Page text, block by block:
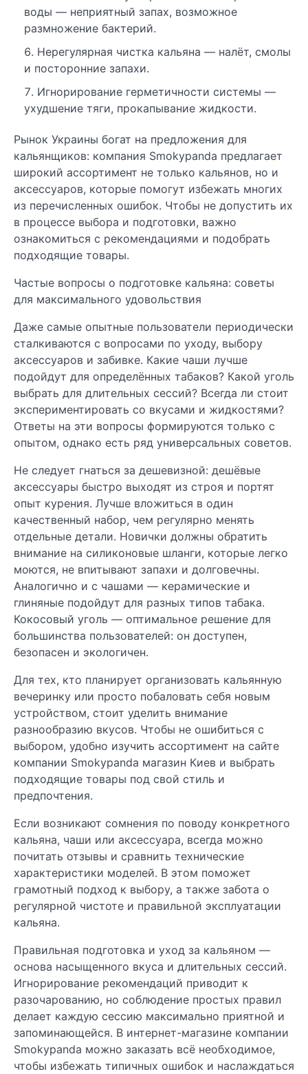
воды — неприятный запах, возможное
размножение бактерий.
Нерегулярная чистка кальяна — налёт, смолы
и посторонние запахи.
Игнорирование герметичности системы —
ухудшение тяги, прокапывание жидкости.
Рынок Украины богат на предложения для
кальянщиков: компания Smokypanda предлагает
широкий ассортимент не только кальянов, но и
аксессуаров, которые помогут избежать многих
из перечисленных ошибок. Чтобы не допустить их
в процессе выбора и подготовки, важно
ознакомиться с рекомендациями и подобрать
подходящие товары.
Частые вопросы о подготовке кальяна: советы
для максимального удовольствия
Даже самые опытные пользователи периодически
сталкиваются с вопросами по уходу, выбору
аксессуаров и забивке. Какие чаши лучше
подойдут для определённых табаков? Какой уголь
выбрать для длительных сессий? Всегда ли стоит
экспериментировать со вкусами и жидкостями?
Ответы на эти вопросы формируются только с
опытом, однако есть ряд универсальных советов.
Не следует гнаться за дешевизной: дешёвые
аксессуары быстро выходят из строя и портят
опыт курения. Лучше вложиться в один
качественный набор, чем регулярно менять
отдельные детали. Новички должны обратить
внимание на силиконовые шланги, которые легко
моются, не впитывают запахи и долговечны.
Аналогично и с чашами — керамические и
глиняные подойдут для разных типов табака.
Кокосовый уголь — оптимальное решение для
большинства пользователей: он доступен,
безопасен и экологичен.
Для тех, кто планирует организовать кальянную
вечеринку или просто побаловать себя новым
устройством, стоит уделить внимание
разнообразию вкусов. Чтобы не ошибиться с
выбором, удобно изучить ассортимент на сайте
компании Smokypanda магазин Киев и выбрать
подходящие товары под свой стиль и
предпочтения.
Если возникают сомнения по поводу конкретного
кальяна, чаши или аксессуара, всегда можно
почитать отзывы и сравнить технические
характеристики моделей. В этом поможет
грамотный подход к выбору, а также забота о
регулярной чистоте и правильной эксплуатации
кальяна.
Правильная подготовка и уход за кальяном —
основа насыщенного вкуса и длительных сессий.
Игнорирование рекомендаций приводит к
разочарованию, но соблюдение простых правил
делает каждую сессию максимально приятной и
запоминающейся. В интернет-магазине компании
Smokypanda можно заказать всё необходимое,
чтобы избежать типичных ошибок и наслаждаться